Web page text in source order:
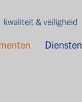
kwaliteit & veiligheid
Diensten